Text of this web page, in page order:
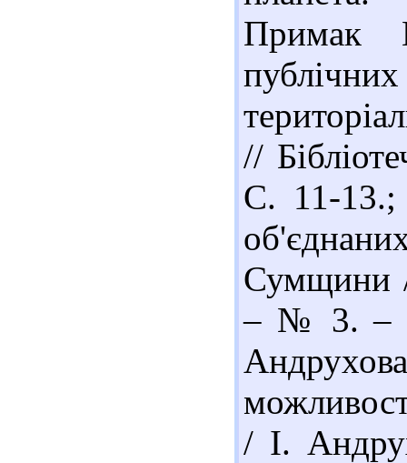
Примак
//
С. 11-13.;
Сумщини
– № 3. –
/ І.